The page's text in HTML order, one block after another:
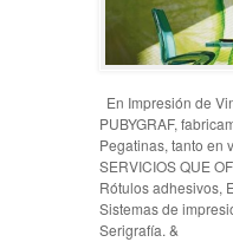
En Impresión de
PUBYGRAF,
Pegatinas, tanto en
SERVICIOS QUE
Rótulos adhesivos,
Sistemas de
Serigrafía. &